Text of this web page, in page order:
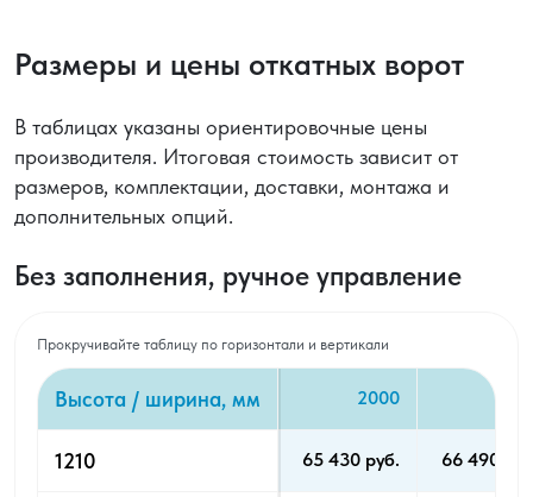
Размеры и цены откатных ворот
В таблицах указаны ориентировочные цены
производителя. Итоговая стоимость зависит от
размеров, комплектации, доставки, монтажа и
дополнительных опций.
Без заполнения, ручное управление
Прокручивайте таблицу по горизонтали и вертикали
Высота / ширина, мм 2000
1210 65 430 pуб. 66 490